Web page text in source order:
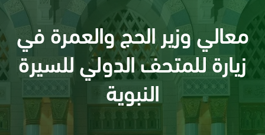
معالي وزير الحج والعمرة في
زيارة للمتحف الدولي للسيرة
النبوية